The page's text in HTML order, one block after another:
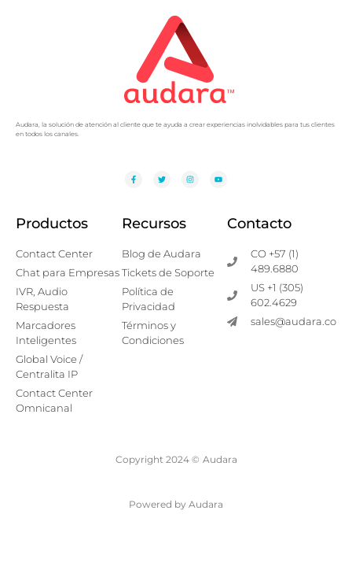
Audara, la solución de atención al cliente que te ayuda a crear experiencias inolvidables para tus clientes
en todos los canales.
Productos
Contact Center
Chat para Empresas
IVR, Audio
Respuesta
Marcadores
Inteligentes
Global Voice /
Centralita IP
Contact Center
Omnicanal
Recursos
Blog de Audara
Tickets de Soporte
Política de
Privacidad
Términos y
Condiciones
Contacto
CO +57 (1)
489.6880
US +1 (305)
602.4629
sales@audara.co
Copyright 2024 © Audara
Powered by Audara